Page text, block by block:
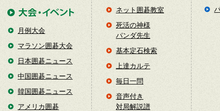
月例大会
マラソン囲碁大会
日本囲碁ニュース
中国囲碁ニュース
韓国囲碁ニュース
アメリカ囲碁
ネット囲碁教室
死活の神様
パンダ先生
基本定石検索
上達カルテ
毎日一問
音声付き
対局解説譜